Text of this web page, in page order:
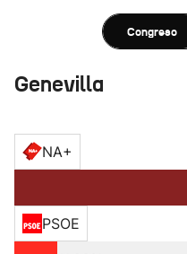
Congreso
Genevilla
NA+
PSOE